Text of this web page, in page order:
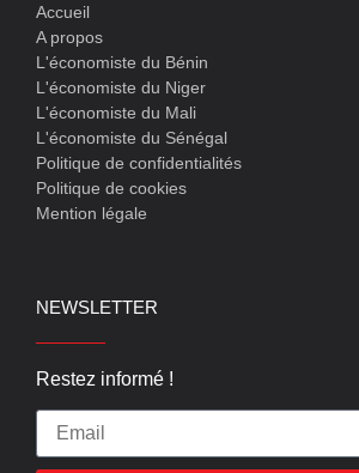
Accueil
A propos
L'économiste du Bénin
L'économiste du Niger
L'économiste du Mali
L'économiste du Sénégal
Politique de confidentialités
Politique de cookies
Mention légale
NEWSLETTER
Restez informé !